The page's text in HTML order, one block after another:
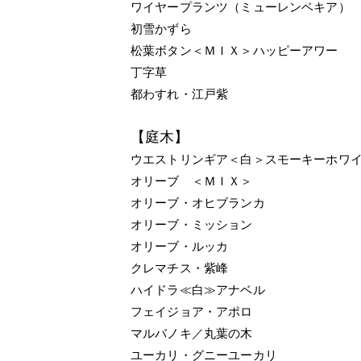
ワイヤープランツ（ミューレンベキア）
初雪かずら
松葉ボタン＜ＭＩＸ＞ハッピーアワー
丁字草
都わすれ・江戸紫
【庭木】
ウエストリンギア＜白＞スモーキーホワ
オリーブ ＜ＭＩＸ＞
オリーブ・オヒブランカ
オリーブ・ミッション
オリーブ・ルッカ
クレマチス・紫峰
ハイドラ≪白≫アナベル
フェイジョア・アポロ
マルバノキ／丸葉の木
ユーカリ・グニーユーカリ